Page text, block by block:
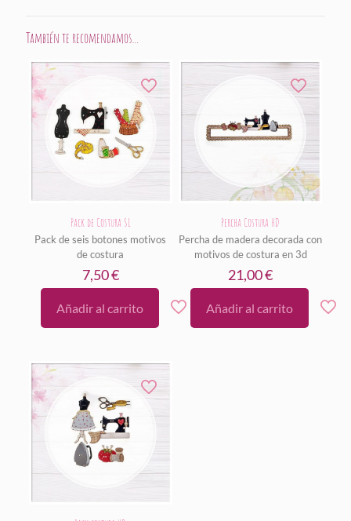
También te recomendamos…
Pack de Costura SL
Pack de seis botones motivos
de costura
7,50€
Añadir al carrito
Percha Costura HD
Percha de madera decorada con
motivos de costura en 3d
21,00€
Añadir al carrito